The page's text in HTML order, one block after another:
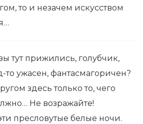
то и незачем искусством
тут прижились, голубчик,
то ужасен, фантасмагоричен?
здесь только то, чего
Не возражайте!
пресловутые белые ночи.